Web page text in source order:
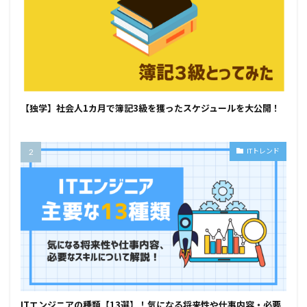
【独学】社会人1カ月で簿記3級を獲ったスケジュールを大公開！
ITトレンド